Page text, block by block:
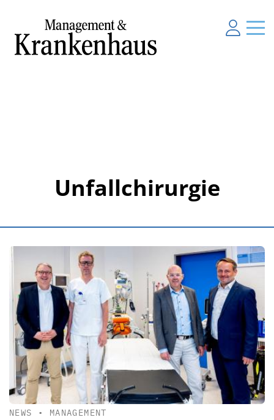
Unfallchirurgie
NEWS • MANAGEMENT